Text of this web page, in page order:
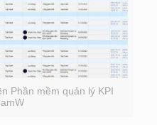
Phần mềm quản lý KPI